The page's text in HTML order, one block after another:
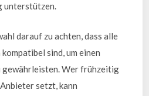
unterstützen.
darauf zu achten, dass alle
sind, um einen
gewährleisten. Wer frühzeitig
setzt, kann